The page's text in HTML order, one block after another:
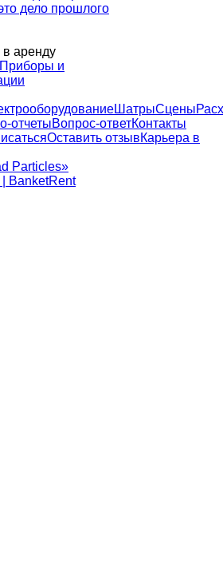
дело прошлого
в аренду
Приборы и
ШатрыСцены
отчетыВопрос-ответКонтакты
Оставить отзывКарьера в
Particles»
BanketRent